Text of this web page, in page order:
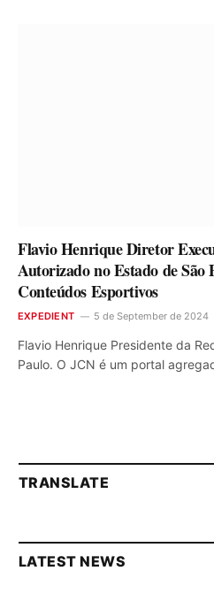
Flavio Henrique Diretor
Autorizado no Estado de
Conteúdos Esportivos
EXPEDIENT 5 de September de 2024
Flavio Henrique Presidente da
Paulo. O JCN é um portal
TRANSLATE
LATEST NEWS